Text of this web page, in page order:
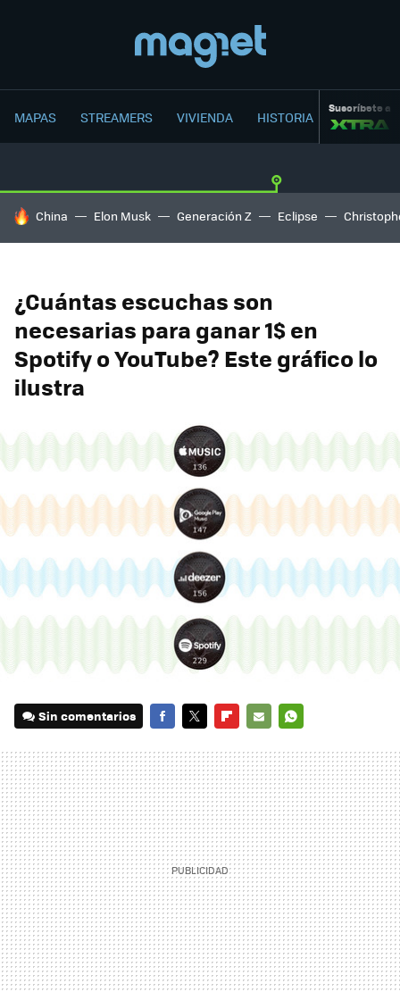
MAPAS STREAMERS VIVIENDA HISTORIA Suscríbete a
HOY SE HABLA DE
China Elon Musk Generación Z Eclipse
¿Cuántas escuchas son
necesarias para ganar 1$ en
Spotify o YouTube? Este gráfico lo
ilustra
Sin comentarios
MAIL